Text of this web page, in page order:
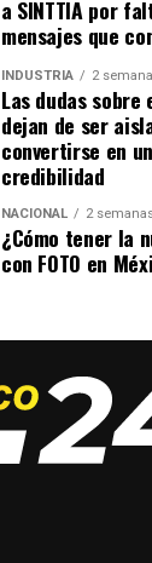
a SINTTIA por
mensajes que
INDUSTRIA 2
Las dudas sobre
dejan de ser
convertirse en
credibilidad
NACIONAL 2
¿Cómo tener la
con FOTO en